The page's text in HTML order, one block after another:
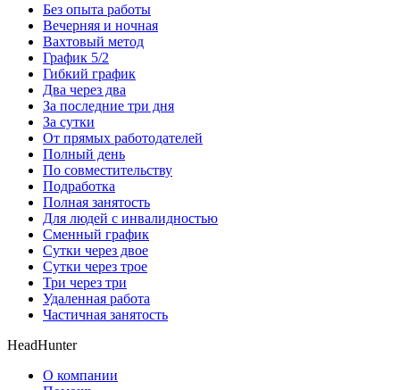
Без опыта работы
Вечерняя и ночная
Вахтовый метод
График 5/2
Гибкий график
Два через два
За последние три дня
За сутки
От прямых работодателей
Полный день
По совместительству
Подработка
Полная занятость
Для людей с инвалидностью
Сменный график
Сутки через двое
Сутки через трое
Три через три
Удаленная работа
Частичная занятость
HeadHunter
О компании